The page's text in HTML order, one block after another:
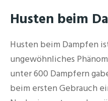
Husten beim
Husten beim Dampfen
ungewöhnliches
unter 600 Dampfern
beim ersten Gebrauch